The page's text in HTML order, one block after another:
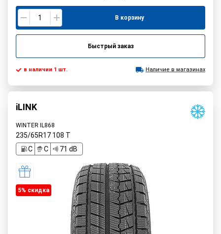
В корзину
Быстрый заказ
в наличии 1 шт. Наличие в магазинах
iLINK
WINTER IL868
235/65R17 108 T
C
C 71 dB
5% cкидка